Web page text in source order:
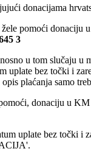
donacijama
pomoći donaciju
3
u tom slučaju u
uplate bez točki i
plaćanja samo
donaciju u KM
uplate bez točki i